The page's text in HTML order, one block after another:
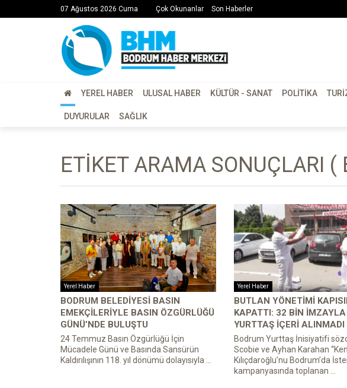
07 Ağustos 2026 Cuma Çok Okunanlar Son Haberler
YEREL HABER ULUSAL HABER KÜLTÜR - SANAT POLITIKA
DUYURULAR SAĞLIK
ETIKET ARAMA SONUÇLARI (
Yerel Haber
BODRUM BELEDIYESI BASIN
EMEKÇILERIYLE BASIN ÖZGÜRLÜĞÜ
GÜNÜ’NDE BULUŞTU
24 Temmuz Basın Özgürlüğü İçin
Mücadele Günü ve Basında Sansürün
Kaldırılışının 118. yıl dönümü dolayısıyla ...
Yerel Haber
BUTLAN YÖNETIMI
KAPATTI: 32 BIN IMZAYLA
YURTTAŞ IÇERI ALINMADI
Bodrum Yurttaş İnisiyatifi
Scobie ve Ayhan Karahan
Kılıçdaroğlu’nu Bodrum’da
kampanyasında toplanan ...